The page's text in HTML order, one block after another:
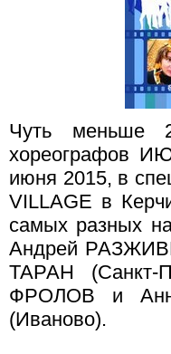
Чуть меньше
хореографов
июня 2015, в
VILLAGE в
самых разных
Андрей
ТАРАН (Санкт-
ФРОЛОВ и
(Иваново).